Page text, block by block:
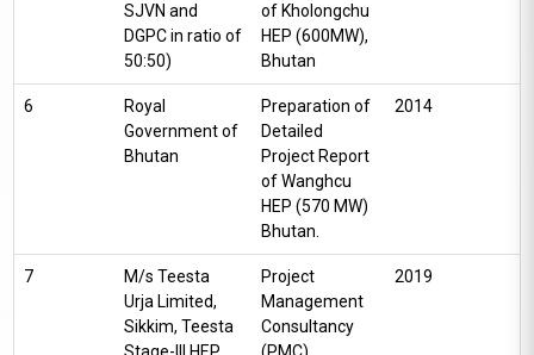
SJVN and
DGPC in ratio of
50:50)
of Kholongchu
HEP (600MW),
Bhutan
6
Royal
Government of
Bhutan
Preparation of
Detailed
Project Report
of Wanghcu
HEP (570 MW)
Bhutan.
2014
7
M/s Teesta
Urja Limited,
Sikkim, Teesta
Project
Management
Consultancy
2019